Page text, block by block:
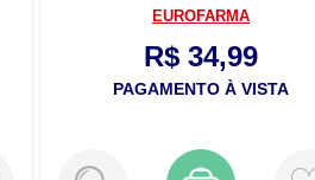
EUROFARMA
R$ 34,99
PAGAMENTO À VISTA